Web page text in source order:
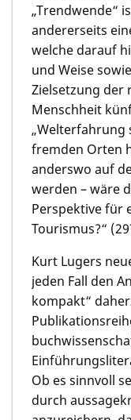
„Trendwende“
andererseits
welche darauf
und Weise
Zielsetzung der
Menschheit
„Welterfahrung
fremden Orten
anderswo auf
werden – wäre
Perspektive für
Tourismus?“
Kurt Lugers
jeden Fall den
kompakt“
Ob es sinnvoll
durch